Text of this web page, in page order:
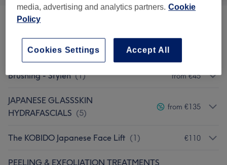
JAPANESE HEAD SPA SOLO
JAPANESE HEAD SPA DUO from €250
Brushing - Stylen (1) from €45
JAPANESE GLASSSKIN
HYDRAFASCIALS (5)
from €135
The KOBIDO Japanese Face Lift (1) €110
PEELING & EXFOLIATION TREATMENTS
media, advertising and analytics partners. Cookie
Policy
Accept All
Cookies Settings